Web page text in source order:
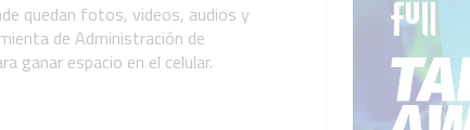
quedan fotos, videos, audios y
de Administración de
ganar espacio en el celular.